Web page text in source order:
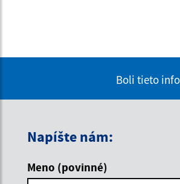
Boli tieto
Napíšte nám:
Meno (povinné)